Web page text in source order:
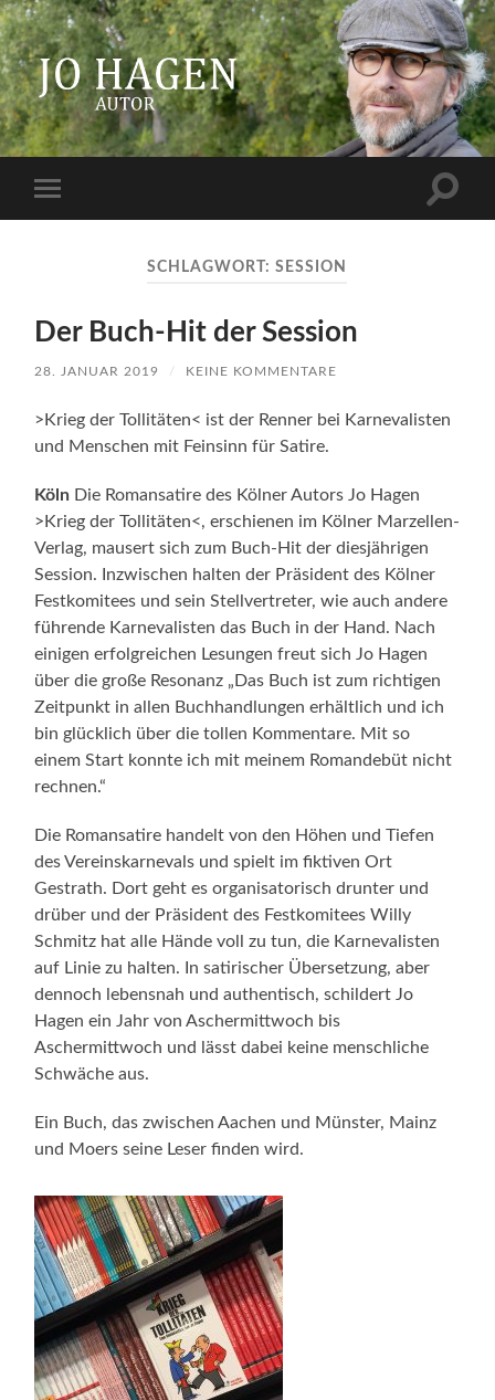
Jo
Hagen
Menü
SCHLAGWORT:SESSION
Der Buch-Hit der Session
28. JANUAR 2019 / KEINE KOMMENTARE
>Krieg der Tollitäten< ist der Renner bei Karnevalisten
und Menschen mit Feinsinn für Satire.
Köln Die Romansatire des Kölner Autors Jo Hagen
>Krieg der Tollitäten<, erschienen im Kölner Marzellen-
Verlag, mausert sich zum Buch-Hit der diesjährigen
Session. Inzwischen halten der Präsident des Kölner
Festkomitees und sein Stellvertreter, wie auch andere
führende Karnevalisten das Buch in der Hand. Nach
einigen erfolgreichen Lesungen freut sich Jo Hagen
über die große Resonanz „Das Buch ist zum richtigen
Zeitpunkt in allen Buchhandlungen erhältlich und ich
bin glücklich über die tollen Kommentare. Mit so
einem Start konnte ich mit meinem Romandebüt nicht
rechnen.“
Die Romansatire handelt von den Höhen und Tiefen
des Vereinskarnevals und spielt im fiktiven Ort
Gestrath. Dort geht es organisatorisch drunter und
drüber und der Präsident des Festkomitees Willy
Schmitz hat alle Hände voll zu tun, die Karnevalisten
auf Linie zu halten. In satirischer Übersetzung, aber
dennoch lebensnah und authentisch, schildert Jo
Hagen ein Jahr von Aschermittwoch bis
Aschermittwoch und lässt dabei keine menschliche
Schwäche aus.
Ein Buch, das zwischen Aachen und Münster, Mainz
und Moers seine Leser finden wird.